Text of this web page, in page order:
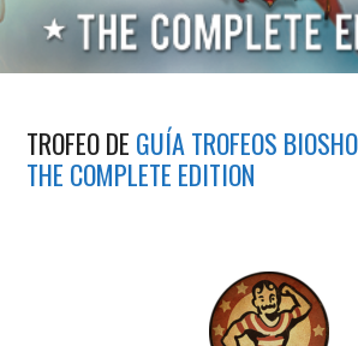
TROFEO DE GUÍA TROFEOS
THE COMPLETE EDITION